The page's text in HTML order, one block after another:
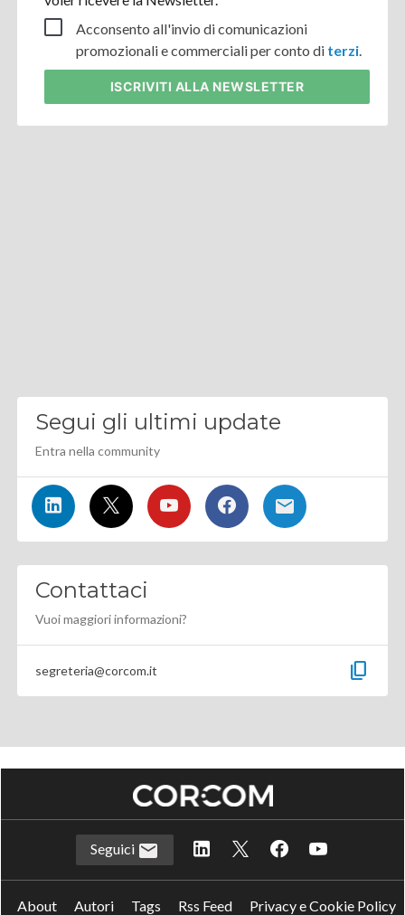
Acconsento all'invio di comunicazioni
promozionali e commerciali per conto di terzi.
ISCRIVITI ALLA NEWSLETTER
Segui gli ultimi update
Entra nella community
Contattaci
Vuoi maggiori informazioni?
segreteria@corcom.it content_copy
Seguici
About Autori Tags Rss Feed
Privacy e Cookie Policy